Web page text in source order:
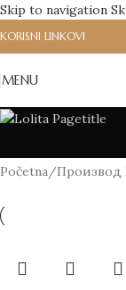
Skip to navigation
KORISNI LINKOVI
MENU
Početna/Производ